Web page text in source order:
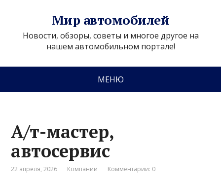
Мир автомобилей
Новости, обзоры, советы и многое другое на
нашем автомобильном портале!
МЕНЮ
А/т-мастер,
автосервис
22 апреля, 2026 Компании Комментарии: 0